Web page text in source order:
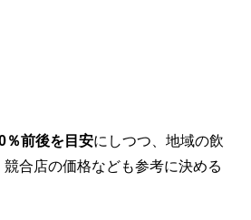
％前後を目安にしつつ、地域の飲
合店の価格なども参考に決める